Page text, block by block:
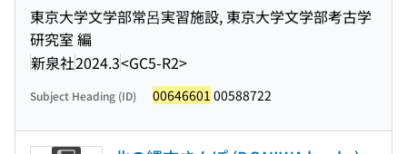
東京大学文学部常呂実習施設, 東京大学文学部考古学
研究室 編
新泉社2024.3<GC5-R2>
Subject Heading (ID) 00646601 00588722